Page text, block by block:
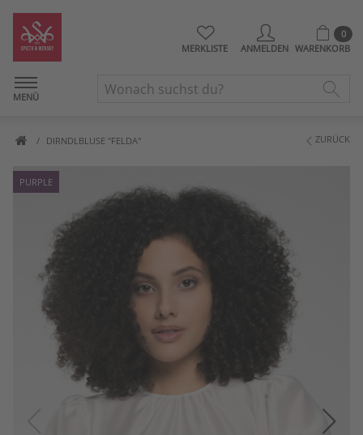
MERKLISTE ANMELDEN
0
WARENKORB
MENÜ
DIRNDLBLUSE "FELDA" ZURÜCK
Artikelbilder überspringen
PURPLE